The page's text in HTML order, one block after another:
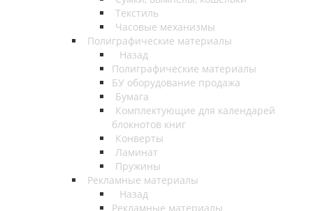
Текстиль
Часовые механизмы
Полиграфические материалы
Назад
Полиграфические материалы
БУ оборудование продажа
Бумага
Комплектующие для календарей
блокнотов книг
Конверты
Ламинат
Пружины
Рекламные материалы
Назад
Рекламные материалы